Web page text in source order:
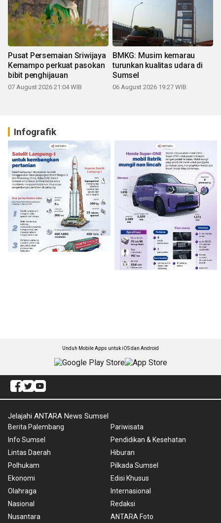
Pusat Persemaian Sriwijaya
Kemampo perkuat pasokan
bibit penghijauan
07 August 2026 21:04 WIB
BMKG: Musim kemarau
turunkan kualitas udara di
Sumsel
06 August 2026 19:27 WIB
Infografik
Unduh Mobile Apps untuk iOS dan Android
Jelajahi ANTARA News Sumsel
Berita Palembang
Info Sumsel
Lintas Daerah
Polhukam
Ekonomi
Olahraga
Nasional
Nusantara
Pariwisata
Pendidikan & Kesehatan
Hiburan
Pilkada Sumsel
Edisi Khusus
Internasional
Redaksi
ANTARA Foto